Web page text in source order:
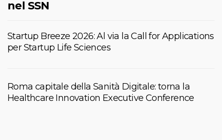
nel SSN
Startup Breeze 2026: Al via la Call for Applications
per Startup Life Sciences
Roma capitale della Sanità Digitale: torna la
Healthcare Innovation Executive Conference